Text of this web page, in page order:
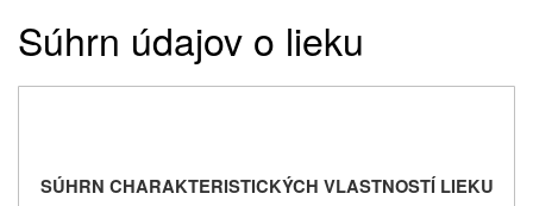
Súhrn údajov o lieku
SÚHRN CHARAKTERISTICKÝCH VLASTNOSTÍ LIEKU